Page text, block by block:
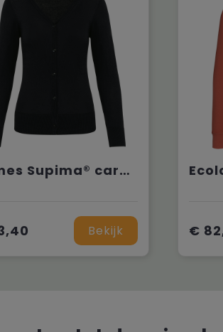
Dames Supima® cardigan
Bekijk €